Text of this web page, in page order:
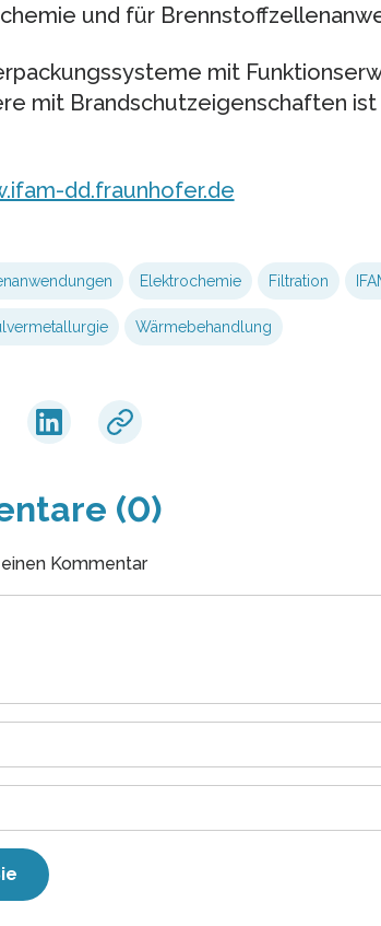
und für
mit
mit Brandschutzeigenschaften
dd.fraunhofer.de
Elektrochemie Filtration
Wärmebehandlung
(0)
Kommentar